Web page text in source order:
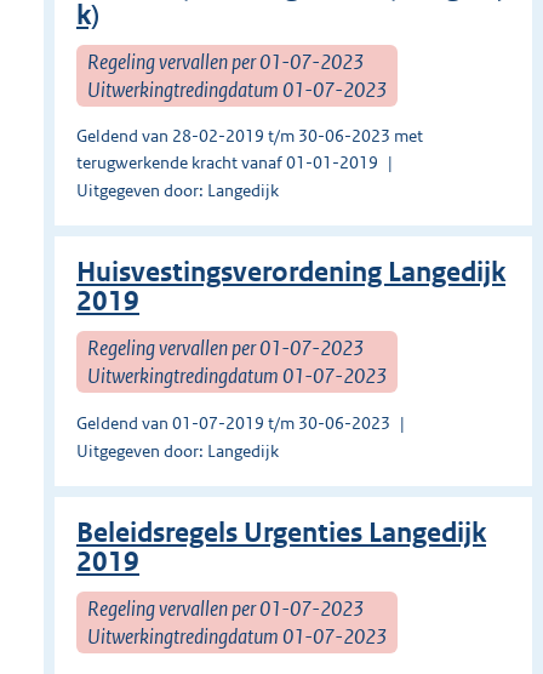
k)
Regeling vervallen per 01-07-2023
Uitwerkingtredingdatum 01-07-2023
Geldend van 28-02-2019 t/m 30-06-2023 met
terugwerkende kracht vanaf 01-01-2019
Uitgegeven door: Langedijk
Huisvestingsverordening Langedijk
2019
Regeling vervallen per 01-07-2023
Uitwerkingtredingdatum 01-07-2023
Geldend van 01-07-2019 t/m 30-06-2023
Uitgegeven door: Langedijk
Beleidsregels Urgenties Langedijk
2019
Regeling vervallen per 01-07-2023
Uitwerkingtredingdatum 01-07-2023